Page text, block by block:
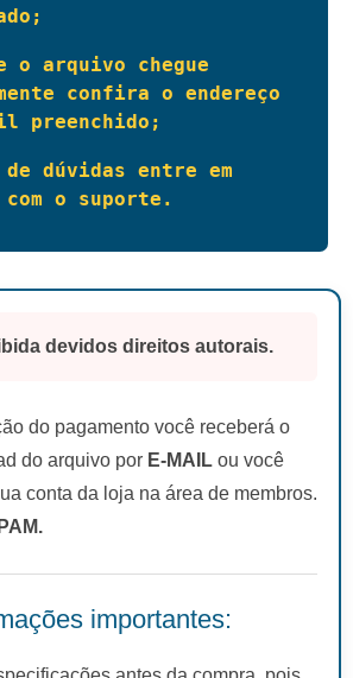
o arquivo chegue
confira o endereço
preenchido;
de dúvidas entre em
o suporte.
devidos direitos autorais.
do pagamento você receberá o
do arquivo por E-MAIL ou você
conta da loja na área de membros.
importantes: